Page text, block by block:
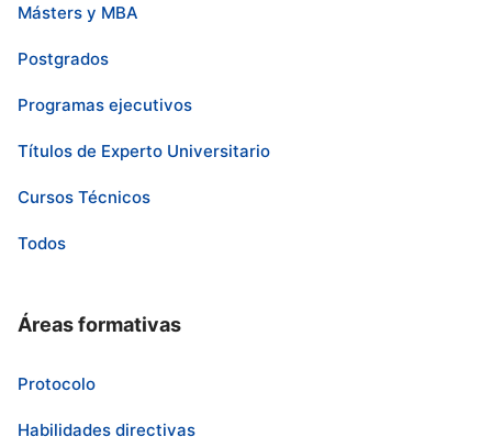
Másters y MBA
Postgrados
Programas ejecutivos
Títulos de Experto Universitario
Cursos Técnicos
Todos
Áreas formativas
Protocolo
Habilidades directivas